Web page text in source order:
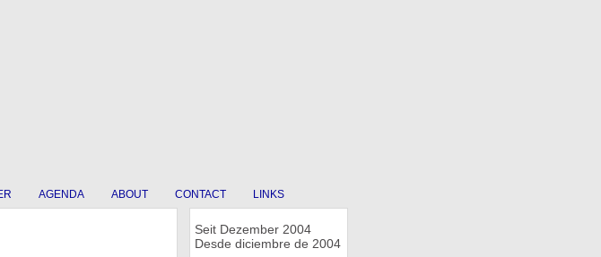
AGENDA ABOUT CONTACT LINKS
Seit Dezember 2004
Desde diciembre de 2004